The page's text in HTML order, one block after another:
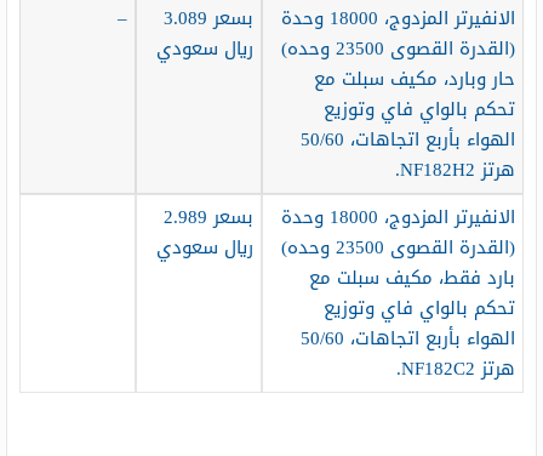
الانفيرتر المزدوج، 18000 وحدة
(القدرة القصوى 23500 وحده)
حار وبارد، مكيف سبلت مع
تحكم بالواي فاي وتوزيع
الهواء بأربع اتجاهات، 50/60
هرتز NF182H2.
بسعر 3.089
ريال سعودي
–
الانفيرتر المزدوج، 18000 وحدة
(القدرة القصوى 23500 وحده)
بارد فقط، مكيف سبلت مع
تحكم بالواي فاي وتوزيع
الهواء بأربع اتجاهات، 50/60
هرتز NF182C2.
بسعر 2.989
ريال سعودي